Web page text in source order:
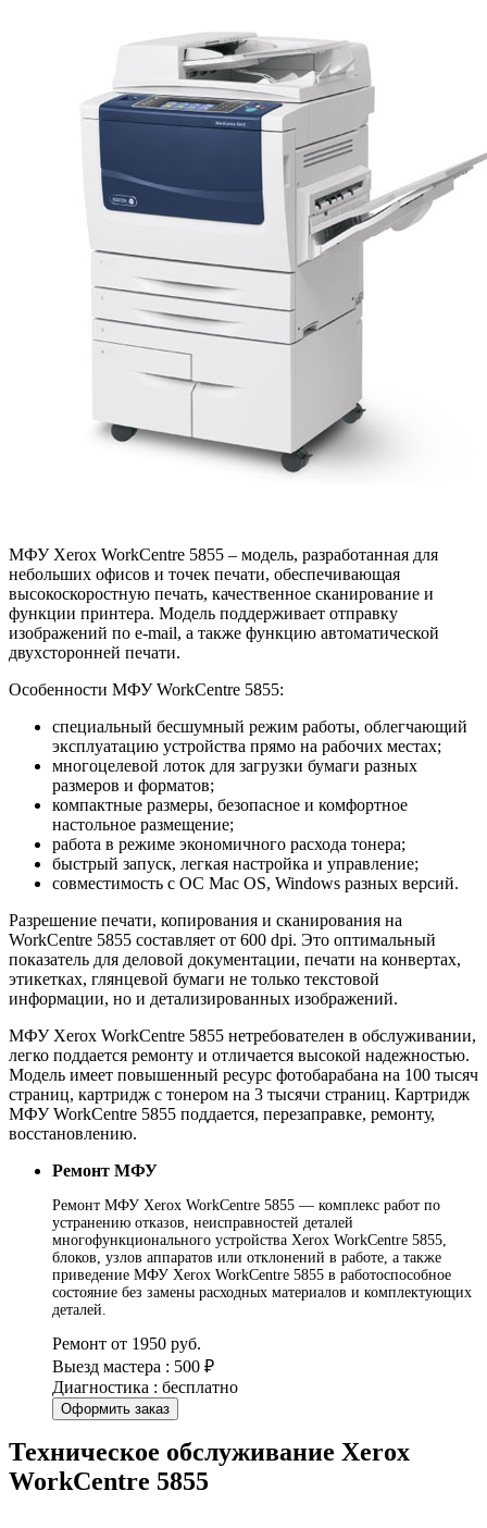
МФУ Xerox WorkCentre 5855 – модель, разработанная для
небольших офисов и точек печати, обеспечивающая
высокоскоростную печать, качественное сканирование и
функции принтера. Модель поддерживает отправку
изображений по e-mail, а также функцию автоматической
двухсторонней печати.
Особенности МФУ WorkCentre 5855:
специальный бесшумный режим работы, облегчающий
эксплуатацию устройства прямо на рабочих местах;
многоцелевой лоток для загрузки бумаги разных
размеров и форматов;
компактные размеры, безопасное и комфортное
настольное размещение;
работа в режиме экономичного расхода тонера;
быстрый запуск, легкая настройка и управление;
совместимость с ОС Mac OS, Windows разных версий.
Разрешение печати, копирования и сканирования на
WorkCentre 5855 составляет от 600 dpi. Это оптимальный
показатель для деловой документации, печати на конвертах,
этикетках, глянцевой бумаги не только текстовой
информации, но и детализированных изображений.
МФУ Xerox WorkCentre 5855 нетребователен в обслуживании,
легко поддается ремонту и отличается высокой надежностью.
Модель имеет повышенный ресурс фотобарабана на 100 тысяч
страниц, картридж с тонером на 3 тысячи страниц. Картридж
МФУ WorkCentre 5855 поддается, перезаправке, ремонту,
восстановлению.
Ремонт МФУ
Ремонт МФУ Xerox WorkCentre 5855 — комплекс работ по
устранению отказов, неисправностей деталей
многофункционального устройства Xerox WorkCentre 5855,
блоков, узлов аппаратов или отклонений в работе, а также
приведение МФУ Xerox WorkCentre 5855 в работоспособное
состояние без замены расходных материалов и комплектующих
деталей.
Ремонт от 1950 руб.
Выезд мастера : 500 ₽
Диагностика : бесплатно
Оформить заказ
Техническое обслуживание Xerox
WorkCentre 5855